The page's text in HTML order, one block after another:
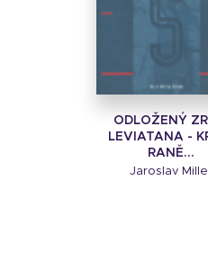
ODLOŽENÝ
LEVIATANA -
RANĚ...
Jaroslav